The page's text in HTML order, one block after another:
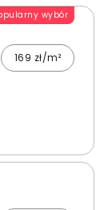
wybór
169 zł/m²